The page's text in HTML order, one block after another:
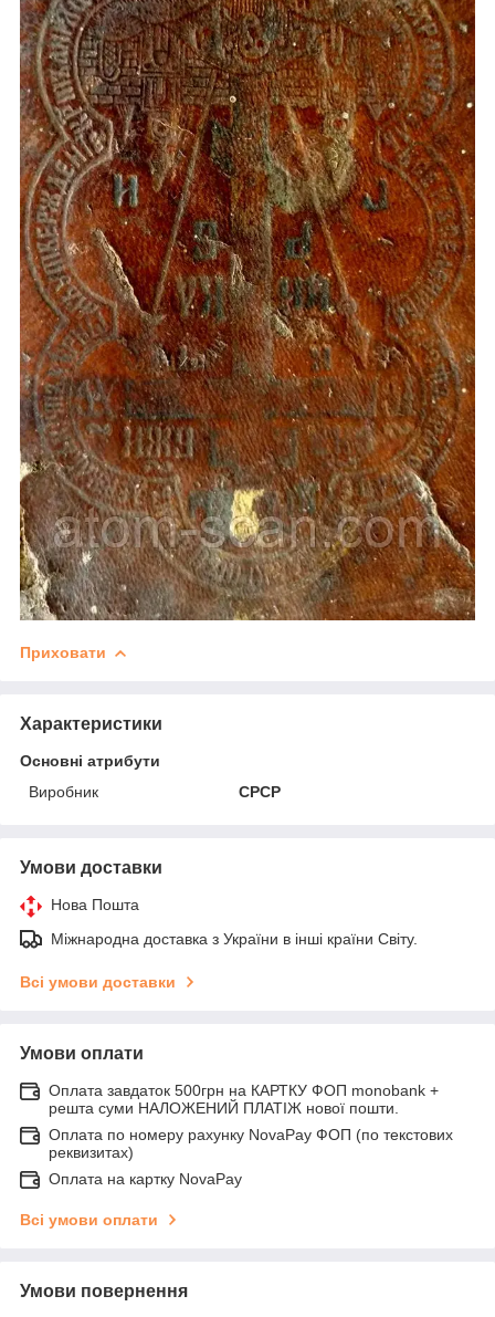
Приховати
Характеристики
Основні атрибути
Виробник
СРСР
Умови доставки
Нова Пошта
Міжнародна доставка з України в інші країни Світу.
Всі умови доставки
Умови оплати
Оплата завдаток 500грн на КАРТКУ ФОП monobank +
решта суми НАЛОЖЕНИЙ ПЛАТІЖ нової пошти.
Оплата по номеру рахунку NovaPay ФОП (по текстових
реквизитах)
Оплата на картку NovaPay
Всі умови оплати
Умови повернення